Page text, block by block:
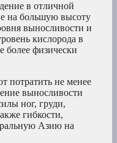
в отличной
на большую высоту
выносливости и
кислорода в
более физически
потратить не менее
выносливости
ног, груди,
гибкости,
Азию на